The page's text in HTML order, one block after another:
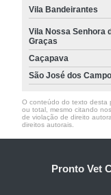
Vila Bandeirantes
Vila Nossa Senhora
Graças
Caçapava
São José dos
O conteúdo do texto desta
ou total, mesmo citando
de violação de direito
direitos autorais
Pronto Vet